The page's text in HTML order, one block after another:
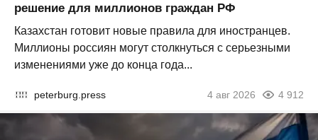
решение для миллионов граждан РФ
Казахстан готовит новые правила для иностранцев.
Миллионы россиян могут столкнуться с серьезными
изменениями уже до конца года...
peterburg.press 4 авг 2026 4 912